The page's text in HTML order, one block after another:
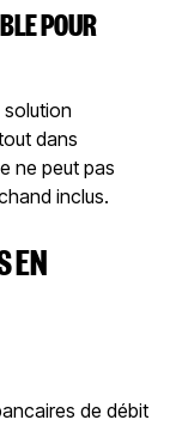
POUR
solution
dans
ne peut pas
inclus.
EN
de débit